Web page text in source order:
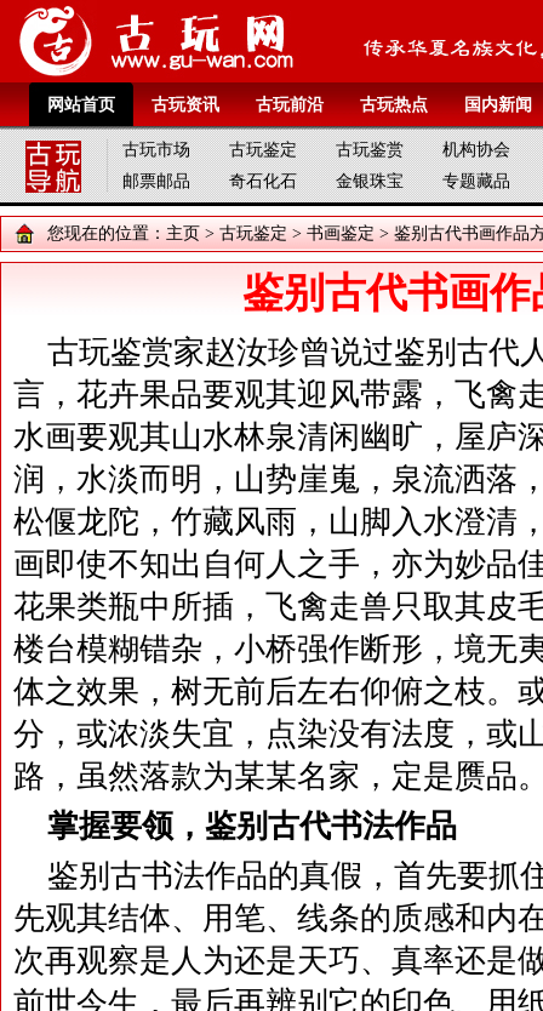
网站首页 古玩资讯 古玩前沿 古玩热点 国内新闻
古玩市场 古玩鉴定 古玩鉴赏
机构协会
邮票邮品
奇石化石 金银珠宝 专题藏品
您现在的位置： 主页 > 古玩鉴定 > 书画鉴定 > 鉴别古代书画作品
鉴别古代书画作
古玩鉴赏家赵汝珍曾说过鉴别古代
言，花卉果品要观其迎风带露，飞禽
水画要观其山水林泉清闲幽旷，屋庐
润，水淡而明，山势崖嵬，泉流洒落
松偃龙陀，竹藏风雨，山脚入水澄清
画即使不知出自何人之手，亦为妙品
花果类瓶中所插，飞禽走兽只取其皮
楼台模糊错杂，小桥强作断形，境无
体之效果，树无前后左右仰俯之枝。
分，或浓淡失宜，点染没有法度，或
路，虽然落款为某某名家，定是赝品
掌握要领，鉴别古代书法作品
鉴别古书法作品的真假，首先要抓
先观其结体、用笔、线条的质感和内
次再观察是人为还是天巧、真率还是
前世今生，最后再辨别它的印色、用